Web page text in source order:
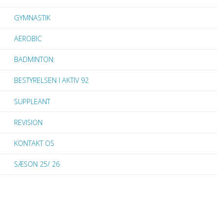
GYMNASTIK
AEROBIC
BADMINTON:
BESTYRELSEN I AKTIV 92
SUPPLEANT
REVISION
KONTAKT OS
SÆSON 25/ 26